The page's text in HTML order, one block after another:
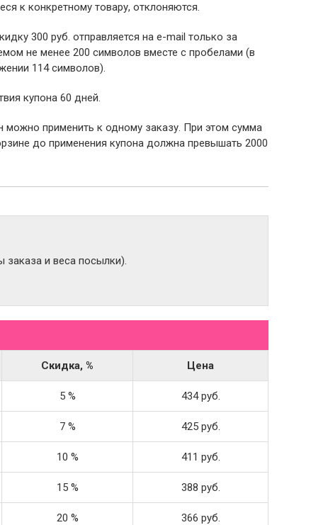
к конкретному товару, отклоняются.
300 руб. отправляется на e-mail только за
не менее 200 символов вместе с пробелами (в
114 символов).
купона 60 дней.
можно применить к одному заказу. При этом сумма
до применения купона должна превышать 2000
и веса посылки).
Скидка, % Цена
5 % 434 руб.
7 % 425 руб.
10 % 411 руб.
15 % 388 руб.
20 % 366 руб.